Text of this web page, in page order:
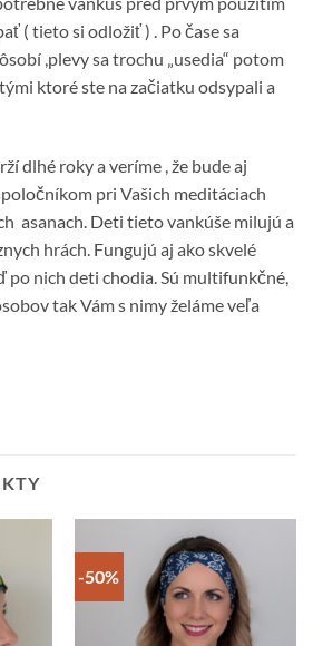
( tieto si odložiť ) . Po čase sa
,plevy sa trochu „usedia“ potom
ktoré ste na začiatku odsypali a
dlhé roky a veríme , že bude aj
pri Vašich meditáciach
asanach. Deti tieto vankúše milujú a
hrách. Fungujú aj ako skvelé
po nich deti chodia. Sú multifunkčné,
tak Vám s nimy želáme veľa
-50%